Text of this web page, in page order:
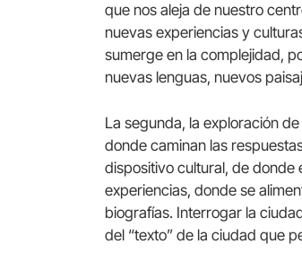
que nos aleja de nuestro
nuevas experiencias y
sumerge en la complejidad,
nuevas lenguas, nuevos
La segunda, la exploración
donde caminan las
dispositivo cultural, de donde
experiencias, donde se
biografías. Interrogar la
del “texto” de la ciudad que